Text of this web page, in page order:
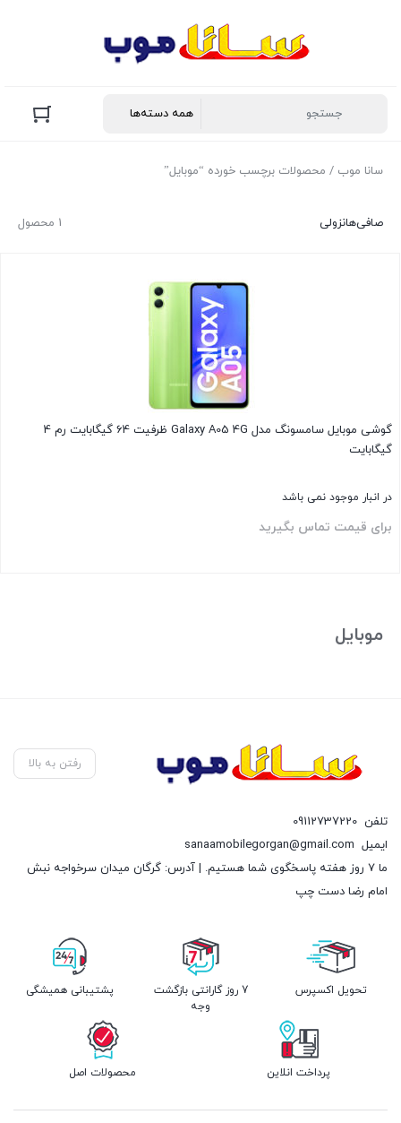
سانا موب / محصولات برچسب خورده “موبایل”
1 محصول صافی‌هانزولی
گوشی موبايل سامسونگ مدل Galaxy A05 4G ظرفیت 64 گیگابایت رم 4
گیگابایت
در انبار موجود نمی باشد
برای قیمت تماس بگیرید
موبایل
رفتن به بالا
تلفن 09112737220
ایمیل sanaamobilegorgan@gmail.com
ما 7 روز هفته پاسخگوی شما هستیم. | آدرس: گرگان میدان سرخواجه نبش
امام رضا دست چپ
تحویل اکسپرس
7 روز گارانتی بازگشت
وجه
پشتیبانی همیشگی
پرداخت انلاین محصولات اصل